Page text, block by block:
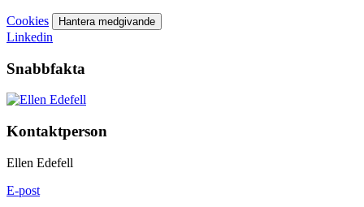
Cookies Hantera medgivande
Linkedin
Snabbfakta
Kontaktperson
Ellen Edefell
E-post